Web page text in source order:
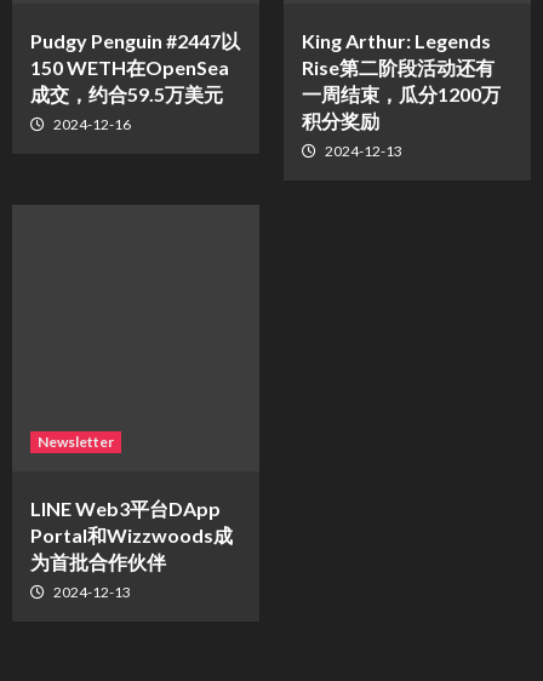
Pudgy Penguin #2447以
150 WETH在OpenSea
成交，约合59.5万美元
2024-12-16
King Arthur: Legends
Rise第二阶段活动还有
一周结束，瓜分1200万
积分奖励
2024-12-13
Newsletter
LINE Web3平台DApp
Portal和Wizzwoods成
为首批合作伙伴
2024-12-13